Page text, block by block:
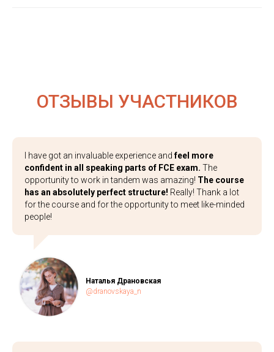
ОТЗЫВЫ УЧАСТНИКОВ
I have got an invaluable experience andfeel more
confident in all speaking parts of FCE exam. The
opportunity to work in tandem was amazing! The course
has an absolutely perfect structure! Really! Thank a lot
for the course and for the opportunity to meet like-minded
people!
Наталья Драновская
@dranovskaya_n